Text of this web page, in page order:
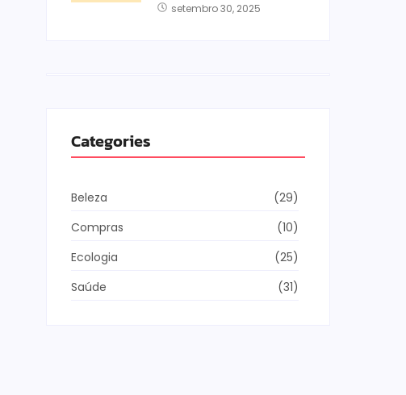
setembro 30, 2025
Categories
Beleza
(29)
Compras
(10)
Ecologia
(25)
Saúde
(31)